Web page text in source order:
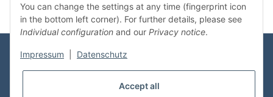
You can change the settings at any time (fingerprint icon
in the bottom left corner). For further details, please see
Individual configuration and our Privacy notice.
Impressum Datenschutz
Accept all